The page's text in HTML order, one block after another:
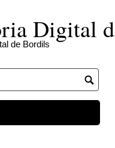
Digital
de Bordils